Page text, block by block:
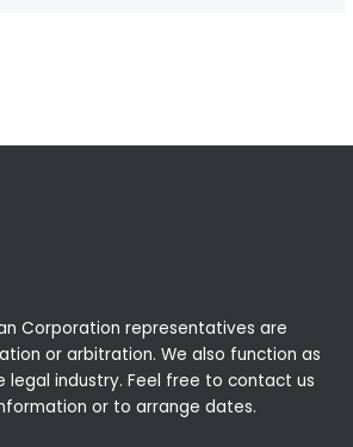
Corporation representatives are
or arbitration. We also function as
legal industry. Feel free to contact us
or to arrange dates.